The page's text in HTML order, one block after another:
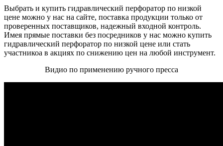
Выбрать и купить гидравлический перфоратор по низкой
цене можно у нас на сайте, поставка продукции только от
проверенных поставщиков, надежный входной контроль.
Имея прямые поставки без посредников у нас можно купить
гидравлический перфоратор по низкой цене или стать
участникоа в акциях по снижению цен на любой инструмент.
Видио по применению ручного пресса